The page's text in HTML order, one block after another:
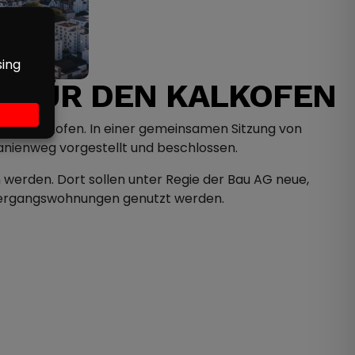
DEN KALKOFEN
Kalkofen. In einer gemeinsamen Sitzung von
vorgestellt und beschlossen.
Dort sollen unter Regie der Bau AG neue,
genutzt werden.